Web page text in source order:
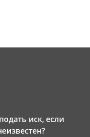
иск, если